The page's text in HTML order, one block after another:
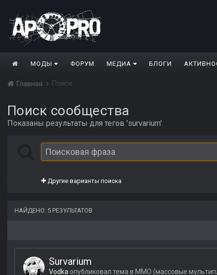
МОДЫ ФОРУМ МЕДИА БЛОГИ
Главная Поиск
Поиск сообщества
Показаны результаты для тегов 'survarium'.
Другие варианты поиска
НАЙДЕНО: 5 РЕЗУЛЬТАТОВ
Survarium
Vodka опубликовал тема в MMО (массовые